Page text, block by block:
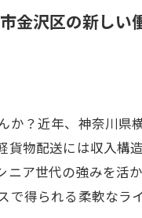
金沢区の新し
？近年、神奈川
物配送には収入
ア世代の強みを
で得られる柔軟な